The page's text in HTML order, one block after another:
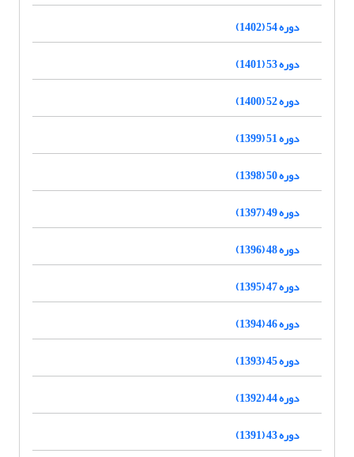
دوره 54 (1402)
دوره 53 (1401)
دوره 52 (1400)
دوره 51 (1399)
دوره 50 (1398)
دوره 49 (1397)
دوره 48 (1396)
دوره 47 (1395)
دوره 46 (1394)
دوره 45 (1393)
دوره 44 (1392)
دوره 43 (1391)